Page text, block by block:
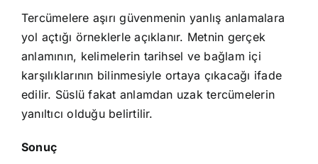
Tercümelere aşırı güvenmenin yanlış anlamalara
yol açtığı örneklerle açıklanır. Metnin gerçek
anlamının, kelimelerin tarihsel ve bağlam içi
karşılıklarının bilinmesiyle ortaya çıkacağı ifade
edilir. Süslü fakat anlamdan uzak tercümelerin
yanıltıcı olduğu belirtilir.
Sonuç